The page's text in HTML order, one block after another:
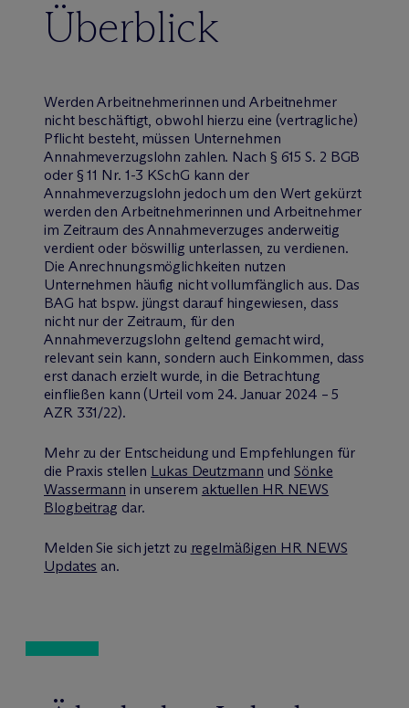
Überblick
Werden Arbeitnehmerinnen und Arbeitnehmer
nicht beschäftigt, obwohl hierzu eine (vertragliche)
Pflicht besteht, müssen Unternehmen
Annahmeverzugslohn zahlen. Nach § 615 S. 2 BGB
oder § 11 Nr. 1-3 KSchG kann der
Annahmeverzugslohn jedoch um den Wert gekürzt
werden den Arbeitnehmerinnen und Arbeitnehmer
im Zeitraum des Annahmeverzuges anderweitig
verdient oder böswillig unterlassen, zu verdienen.
Die Anrechnungsmöglichkeiten nutzen
Unternehmen häufig nicht vollumfänglich aus. Das
BAG hat bspw. jüngst darauf hingewiesen, dass
nicht nur der Zeitraum, für den
Annahmeverzugslohn geltend gemacht wird,
relevant sein kann, sondern auch Einkommen, dass
erst danach erzielt wurde, in die Betrachtung
einfließen kann (Urteil vom 24. Januar 2024 – 5
AZR 331/22).
Mehr zu der Entscheidung und Empfehlungen für
die Praxis stellen Lukas Deutzmann undSönke
Wassermann in unserem aktuellen HR NEWS
Blogbeitrag dar.
Melden Sie sich jetzt zu regelmäßigen HR NEWS
Updates an.